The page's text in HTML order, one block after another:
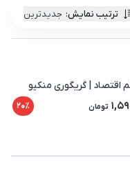
ترتیب نمایش: جدیدترین
اقتصاد | گریگوری منکیو
تومان 20٪